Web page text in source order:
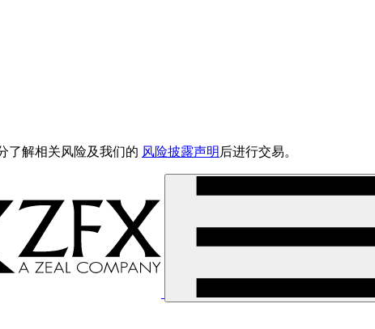
了解相关风险及我们的 风险披露声明 后进行交易。